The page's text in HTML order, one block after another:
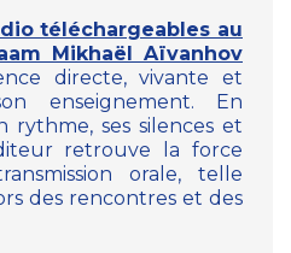
téléchargeables au
Mikhaël Aïvanhov
directe, vivante et
enseignement. En
rythme, ses silences et
retrouve la force
orale, telle
des rencontres et des